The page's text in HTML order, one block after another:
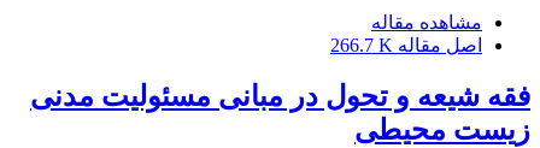
مشاهده مقاله
اصل مقاله 266.7 K
فقه شیعه و تحول در مبانی مسئولیت مدنی
زیست محیطی